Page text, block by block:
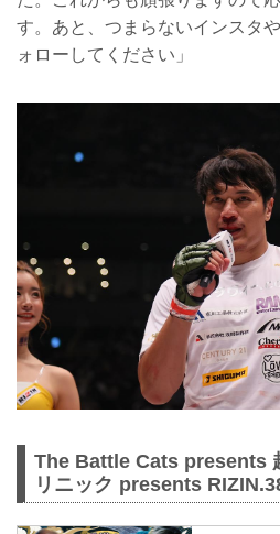
す。あと、つまらないインスタ
ォローしてください」
The Battle Cats presents
リニック presents